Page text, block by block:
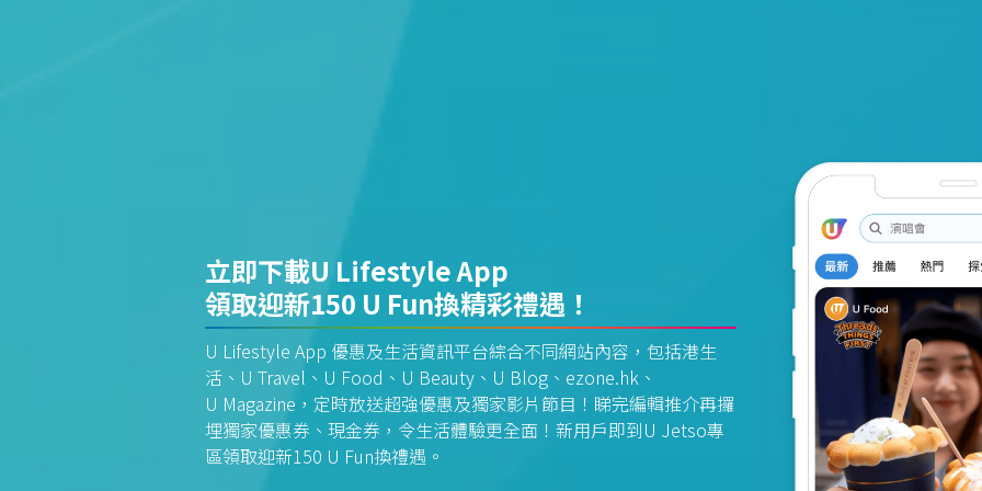
立即下載U Lifestyle App
領取迎新150 U Fun換精彩禮遇！
U Lifestyle App 優惠及生活資訊平台綜合不同網站內容，包括港生
活、U Travel、U Food、U Beauty、U Blog、ezone.hk、
U Magazine，定時放送超強優惠及獨家影片節目！睇完編輯推介再攞
埋獨家優惠券、現金券，令生活體驗更全面！新用戶即到U Jetso專
區領取迎新150 U Fun換禮遇。